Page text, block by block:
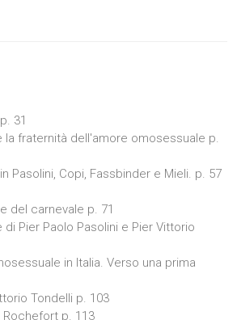
31
la fraternità dell'amore omosessuale p.
Pasolini, Copi, Fassbinder e Mieli. p. 57
del carnevale p. 71
Pier Paolo Pasolini e Pier Vittorio
in Italia. Verso una prima
Tondelli p. 103
p. 113